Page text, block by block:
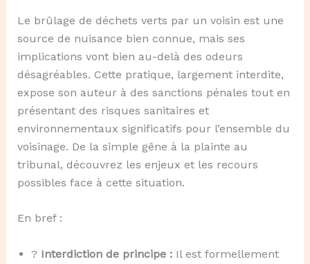
Le brûlage de déchets verts par un voisin est une
source de nuisance bien connue, mais ses
implications vont bien au-delà des odeurs
désagréables. Cette pratique, largement interdite,
expose son auteur à des sanctions pénales tout en
présentant des risques sanitaires et
environnementaux significatifs pour l’ensemble du
voisinage. De la simple gêne à la plainte au
tribunal, découvrez les enjeux et les recours
possibles face à cette situation.
En bref :
? Interdiction de principe :Il est formellement